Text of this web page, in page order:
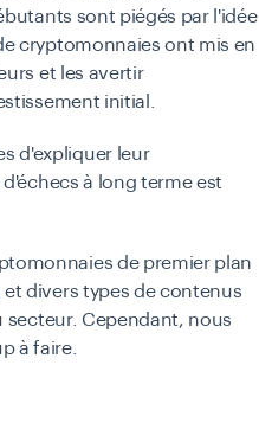
sont piégés par l'idée
cryptomonnaies ont mis en
et les avertir
initial.
d'expliquer leur
à long terme est
de premier plan
divers types de contenus
Cependant, nous
à faire.